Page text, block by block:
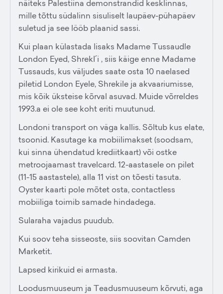
näiteks Palestiina demonstrandid kesklinnas,
mille tõttu südalinn sisuliselt laupäev-pühapäev
suletud ja see lööb plaanid sassi.
Kui plaan külastada lisaks Madame Tussaudle
London Eyed, ShrekI´i , siis käige enne Madame
Tussauds, kus väljudes saate osta 10 naelased
piletid London Eyele, Shrekile ja akvaariumisse,
mis kõik üksteise kõrval asuvad. Muide võrreldes
1993.a ei ole see koht eriti muutunud.
Londoni transport on väga kallis. Sõltub kus elate,
tsoonid. Kasutage ka mobiilimakset (soodsam,
kui sinna ühendatud krediitkaart) või ostke
metroojaamast travelcard. 12-aastasele on pilet
(11-15 aastastele), alla 11 vist on tõesti tasuta.
Oyster kaarti pole mõtet osta, contactless
mobiiliga toimib samade hindadega.
Sularaha vajadus puudub.
Kui soov teha sisseoste, siis soovitan Camden
Marketit.
Lapsed kirikuid ei armasta.
Loodusmuuseum ja Teadusmuuseum kõrvuti, aga